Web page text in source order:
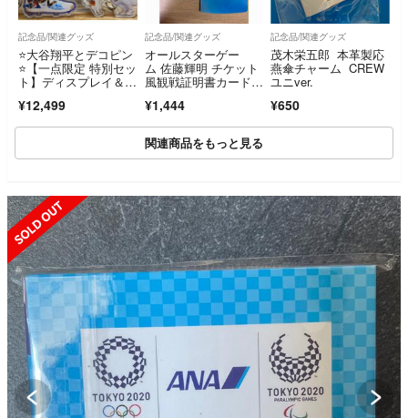
記念品/関連グッズ
⭐️大谷翔平とデコピン
⭐️【一点限定 特別セッ
ト】ディスプレイ＆キ
ャース サインプリン
トボール＆バット
¥12,499
記念品/関連グッズ
オールスターゲー
ム 佐藤輝明 チケット
風観戦証明書カード&
¥1,444
記念品/関連グッズ
茂木栄五郎 本革製応
燕傘チャーム CREW
ユニver.
¥650
関連商品をもっと見る
SOLD OUT